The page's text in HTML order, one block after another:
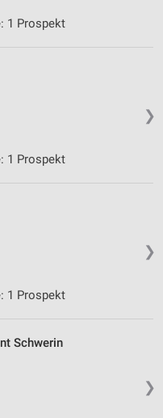
1 Prospekt
❯
1 Prospekt
❯
1 Prospekt
❯
Schwerin